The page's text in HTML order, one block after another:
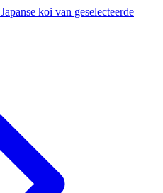
Japanse koi van geselecteerde